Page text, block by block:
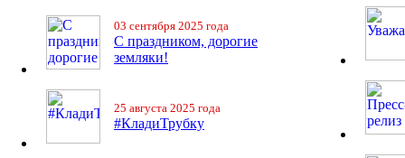
03 сентября 2025 года
С праздником, дорогие
земляки!
25 августа 2025 года
#КладиТрубку